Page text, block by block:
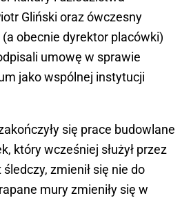
Gliński oraz ówczesny
(a obecnie dyrektor placówki)
umowę w sprawie
jako wspólnej instytucji
się prace budowlane
który wcześniej służył przez
zmienił się nie do
mury zmieniły się w